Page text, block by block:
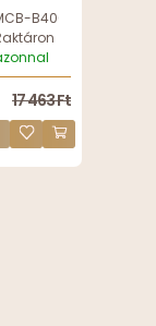
KGNN-
B400L-KGNN-S00
17 463 Ft